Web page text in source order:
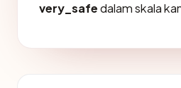
very_safedalam skala